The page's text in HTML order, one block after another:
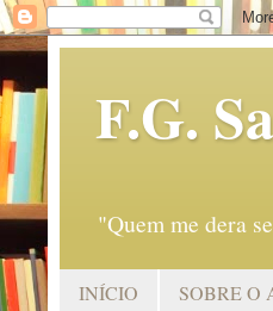
F.G.
"Quem me dera
INÍCIO SOBRE O